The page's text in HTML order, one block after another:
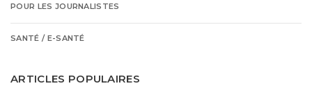
POUR LES JOURNALISTES
SANTÉ / E-SANTÉ
ARTICLES POPULAIRES